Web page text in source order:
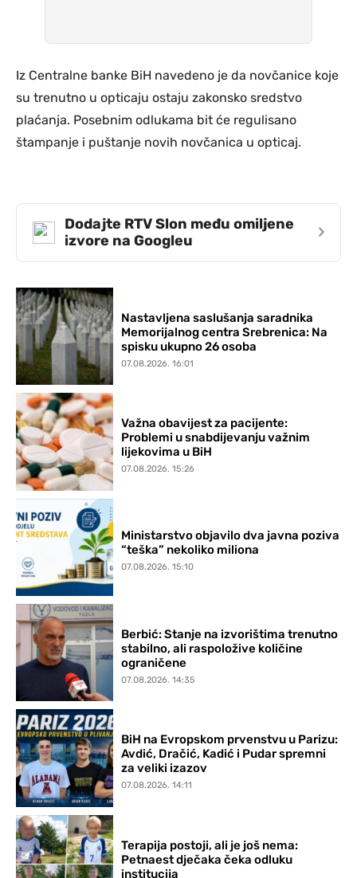
Iz Centralne banke BiH navedeno je da novčanice koje
su trenutno u opticaju ostaju zakonsko sredstvo
plaćanja. Posebnim odlukama bit će regulisano
štampanje i puštanje novih novčanica u opticaj.
Dodajte RTV Slon među omiljene
izvore na Googleu
›
Nastavljena saslušanja saradnika
Memorijalnog centra Srebrenica: Na
spisku ukupno 26 osoba
07.08.2026. 16:01
Važna obavijest za pacijente:
Problemi u snabdijevanju važnim
lijekovima u BiH
07.08.2026. 15:26
Ministarstvo objavilo dva javna poziva
“teška” nekoliko miliona
07.08.2026. 15:10
Berbić: Stanje na izvorištima trenutno
stabilno, ali raspoložive količine
ograničene
07.08.2026. 14:35
BiH na Evropskom prvenstvu u Parizu:
Avdić, Dračić, Kadić i Pudar spremni
za veliki izazov
07.08.2026. 14:11
Terapija postoji, ali je još nema:
Petnaest dječaka čeka odluku
institucija